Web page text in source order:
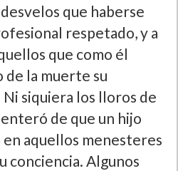
que haberse
respetado, y a
que como él
de la muerte su
siquiera los lloros de
de que un hijo
en aquellos menesteres
conciencia. Algunos